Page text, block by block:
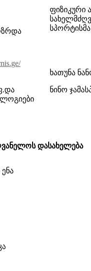
ხათუნა
ნინო
დასახელება